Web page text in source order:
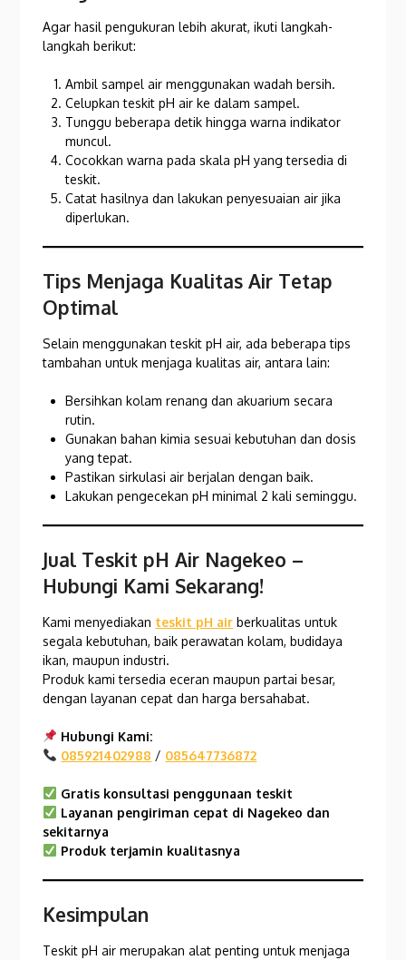
Agar hasil pengukuran lebih akurat, ikuti langkah-
langkah berikut:
Ambil sampel air menggunakan wadah bersih.
Celupkan teskit pH air ke dalam sampel.
Tunggu beberapa detik hingga warna indikator
muncul.
Cocokkan warna pada skala pH yang tersedia di
teskit.
Catat hasilnya dan lakukan penyesuaian air jika
diperlukan.
Tips Menjaga Kualitas Air Tetap
Optimal
Selain menggunakan teskit pH air, ada beberapa tips
tambahan untuk menjaga kualitas air, antara lain:
Bersihkan kolam renang dan akuarium secara
rutin.
Gunakan bahan kimia sesuai kebutuhan dan dosis
yang tepat.
Pastikan sirkulasi air berjalan dengan baik.
Lakukan pengecekan pH minimal 2 kali seminggu.
Jual Teskit pH Air Nagekeo –
Hubungi Kami Sekarang!
Kami menyediakan teskit pH air berkualitas untuk
segala kebutuhan, baik perawatan kolam, budidaya
ikan, maupun industri.
Produk kami tersedia eceran maupun partai besar,
dengan layanan cepat dan harga bersahabat.
Hubungi Kami:
085921402988 / 085647736872
Gratis konsultasi penggunaan teskit
Layanan pengiriman cepat di Nagekeo dan
sekitarnya
Produk terjamin kualitasnya
Kesimpulan
Teskit pH air merupakan alat penting untuk menjaga